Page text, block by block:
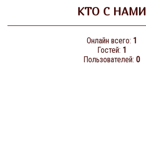
КТО С НАМИ
Онлайн всего: 1
Гостей: 1
Пользователей: 0